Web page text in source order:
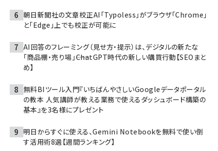
朝日新聞社の文章校正AI「Typoless」がブラウザ「Chrome」
と「Edge」上でも校正が可能に
AI回答のフレーミング（見せ方・提示）は、デジタルの新たな
「商品棚・売り場」――ChatGPT時代の新しい購買行動【SEOまと
め】
無料BIツール入門『いちばんやさしいGoogleデータポータル
の教本 人気講師が教える業務で使えるダッシュボード構築の
基本』を3名様にプレゼント
明日からすぐに使える、Gemini Notebookを無料で使い倒
す活用術8選【週間ランキング】